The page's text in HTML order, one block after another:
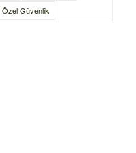
Özel Güvenlik